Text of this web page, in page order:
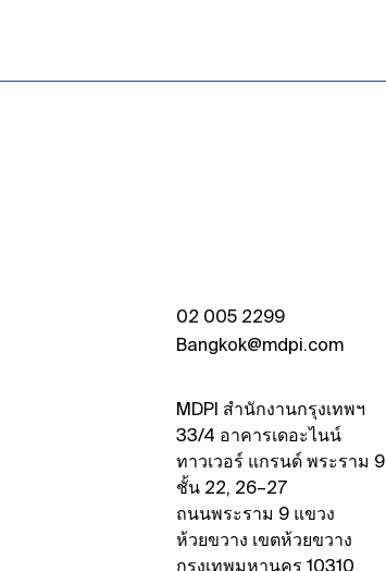
02 005 2299
Bangkok@mdpi.com
MDPI สำนักงานกรุงเทพฯ
33/4 อาคารเดอะไนน์
ทาวเวอร์ แกรนด์ พระราม 9
ชั้น 22, 26–27
ถนนพระราม 9 แขวง
ห้วยขวาง เขตห้วยขวาง